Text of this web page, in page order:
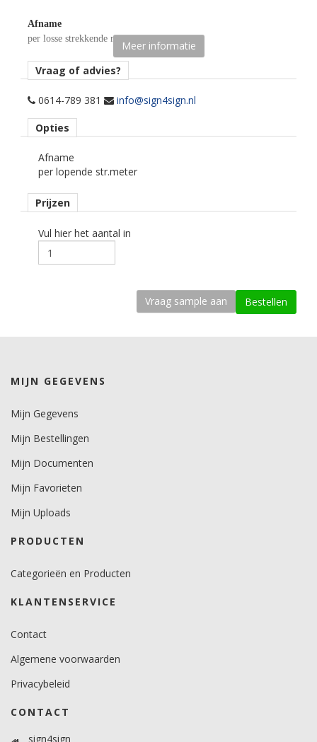
Afname
per losse strekkende meter.
Materiaaltype
Translucent gekleurde snijfolie.
permanent, transparant, solvent gebaseerd.
Ondergrond
vlak, licht gebogen.
Dikte
500.
Minimale aanbrengstemperatuur (°C)
-50 tot +10.
Levensduurverwachting
wit/zwart 10 jaar.
metallics 5 jaar.
Meer informatie
Vraag of advies?
0614-789 381 info@sign4sign.nl
Opties
Afname
per lopende str.meter
Prijzen
Vul hier het aantal in
MIJN GEGEVENS
Mijn Gegevens
Mijn Bestellingen
Mijn Documenten
Mijn Favorieten
Mijn Uploads
PRODUCTEN
Categorieën en Producten
KLANTENSERVICE
Contact
Algemene voorwaarden
Privacybeleid
CONTACT
sign4sign